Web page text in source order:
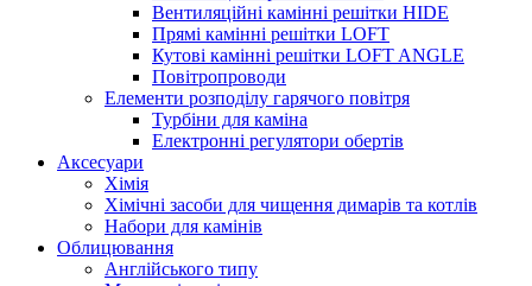
Вентиляційні камінні решітки HIDE
Прямі камінні решітки LOFT
Кутові камінні решітки LOFT ANGLE
Повітропроводи
Елементи розподілу гарячого повітря
Турбіни для каміна
Електронні регулятори обертів
Аксесуари
Хімія
Хімічні засоби для чищення димарів та котлів
Набори для камінів
Облицювання
Англійського типу